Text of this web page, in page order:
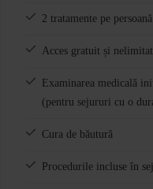
2 tratamente pe
Acces gratuit și
Examinarea medicală
(pentru sejururi cu o
Cura de băutură
Procedurile incluse în